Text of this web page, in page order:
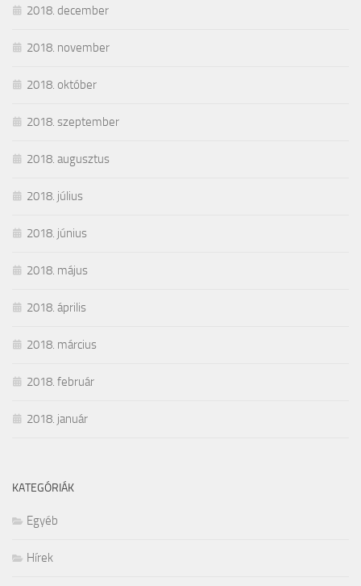
2018. december
2018. november
2018. október
2018. szeptember
2018. augusztus
2018. július
2018. június
2018. május
2018. április
2018. március
2018. február
2018. január
KATEGÓRIÁK
Egyéb
Hírek